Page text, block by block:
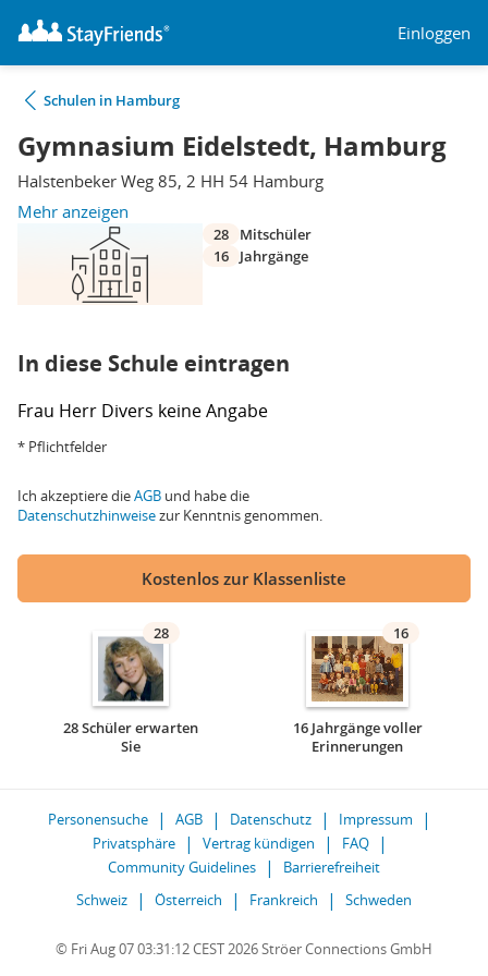
Einloggen
Schulen in Hamburg
Gymnasium Eidelstedt, Hamburg
Halstenbeker Weg 85, 2 HH 54 Hamburg
Mehr anzeigen
28
Mitschüler
16
Jahrgänge
In diese Schule eintragen
Frau Herr Divers keine Angabe
* Pflichtfelder
Ich akzeptiere dieAGB und habe die
Datenschutzhinweisezur Kenntnis genommen.
Kostenlos zur Klassenliste
28
28 Schüler erwarten
Sie
16
16 Jahrgänge voller
Erinnerungen
Personensuche AGB Datenschutz
Impressum
Privatsphäre
Vertrag kündigen
FAQ
Community Guidelines
Barrierefreiheit
Schweiz
Österreich Frankreich Schweden
© Fri Aug 07 03:31:12 CEST 2026 Ströer Connections GmbH